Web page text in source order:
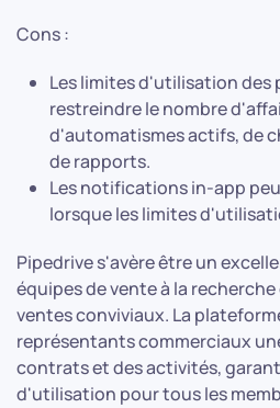
Cons :
Les limites d'utilisation des
restreindre le nombre
d'automatismes actifs, de
de rapports.
Les notifications in-app
lorsque les limites
Pipedrive s'avère être un
équipes de vente à la
ventes conviviaux. La
représentants commerciaux
contrats et des activités,
d'utilisation pour tous les